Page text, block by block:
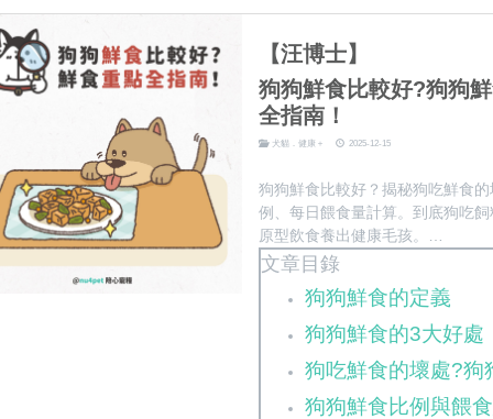
【汪博士】
狗狗鮮食比較好?狗狗
全指南！
犬貓．健康＋ 2025-12-15
狗狗鮮食比較好？揭秘狗吃鮮食
例、每日餵食量計算。到底狗吃
原型飲食養出健康毛孩。
文章目錄
狗狗鮮食的定義
狗狗鮮食的3大好處
狗吃鮮食的壞處?狗
狗狗鮮食比例與餵